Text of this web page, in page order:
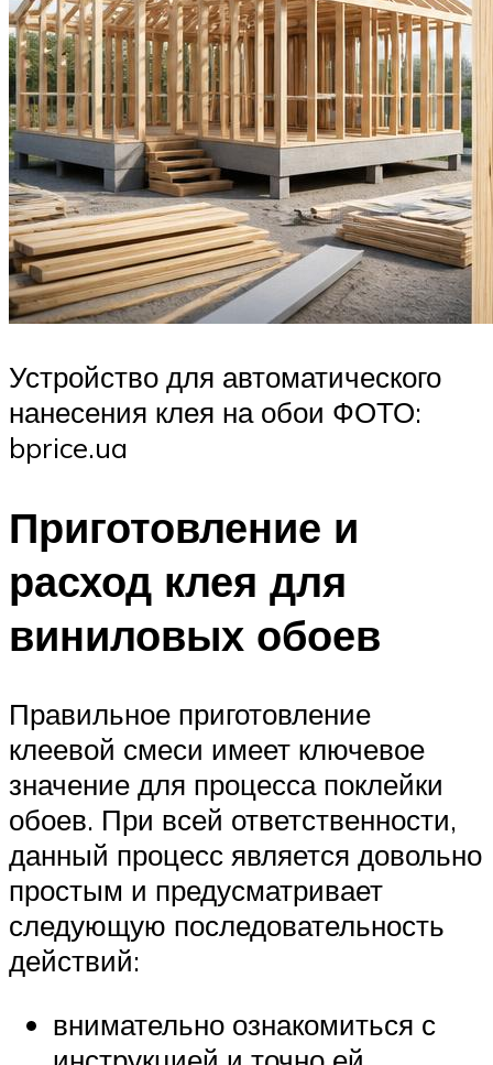
Устройство для автоматического
нанесения клея на обои ФОТО:
bprice.ua
Приготовление и
расход клея для
виниловых обоев
Правильное приготовление
клеевой смеси имеет ключевое
значение для процесса поклейки
обоев. При всей ответственности,
данный процесс является довольно
простым и предусматривает
следующую последовательность
действий:
внимательно ознакомиться с